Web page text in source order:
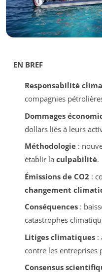
EN BREF
Responsabilité
compagnies
Dommages
dollars liés à leurs
Méthodologie:
établir la culpabilité.
Émissions de CO2 :
changement
Conséquences:
catastrophes
Litiges climatiques:
contre les entreprises
Consensus